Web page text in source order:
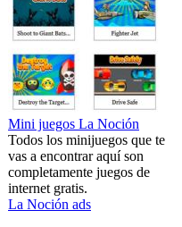
Mini juegos La Noción
Todos los minijuegos que te
vas a encontrar aquí son
completamente juegos de
internet gratis.
La Noción ads